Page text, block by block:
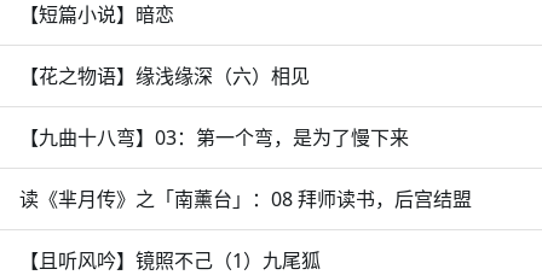
【短篇小说】暗恋
【花之物语】缘浅缘深（六）相见
【九曲十八弯】03：第一个弯，是为了慢下来
读《芈月传》之「南薰台」：08 拜师读书，后宫结盟
【且听风吟】镜照不己（1）九尾狐